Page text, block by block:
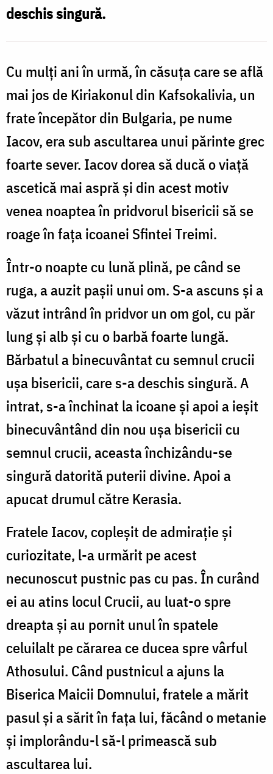
deschis singură.
Cu mulţi ani în urmă, în căsuţa care se află
mai jos de Kiriakonul din Kafsokalivia, un
frate începător din Bulgaria, pe nume
Iacov, era sub ascultarea unui părinte grec
foarte sever. Iacov dorea să ducă o viaţă
ascetică mai aspră şi din acest motiv
venea noaptea în pridvorul bisericii să se
roage în faţa icoanei Sfintei Treimi.
Într-o noapte cu lună plină, pe când se
ruga, a auzit paşii unui om. S-a ascuns şi a
văzut intrând în pridvor un om gol, cu păr
lung şi alb şi cu o barbă foarte lungă.
Bărbatul a binecuvântat cu semnul crucii
uşa bisericii, care s-a deschis singură. A
intrat, s-a închinat la icoane şi apoi a ieşit
binecuvântând din nou uşa bisericii cu
semnul crucii, aceasta închizându-se
singură datorită puterii divine. Apoi a
apucat drumul către Kerasia.
Fratele Iacov, copleşit de admiraţie şi
curiozitate, l-a urmărit pe acest
necunoscut pustnic pas cu pas. În curând
ei au atins locul Crucii, au luat-o spre
dreapta şi au pornit unul în spatele
celuilalt pe cărarea ce ducea spre vârful
Athosului. Când pustnicul a ajuns la
Biserica Maicii Domnului, fratele a mărit
pasul şi a sărit în faţa lui, făcând o metanie
şi implorându-l să-l primească sub
ascultarea lui.